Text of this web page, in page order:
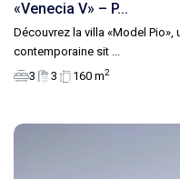
«Venecia V» – P...
Découvrez la villa «Model
contemporaine sit
3
3 160 m2